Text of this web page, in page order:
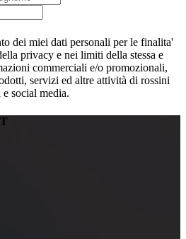
dei miei dati personali per le finalita'
privacy e nei limiti della stessa e
commerciali e/o promozionali,
servizi ed altre attività di rossini
social media.